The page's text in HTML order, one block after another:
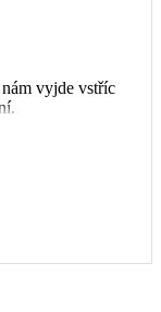
vyjde vstříc